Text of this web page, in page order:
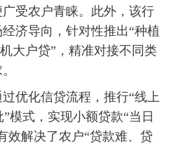
受农户青睐。此外，该行
济导向，针对性推出“种植
大户贷”，精准对接不同类
化信贷流程，推行“线上
模式，实现小额贷款“当日
效解决了农户“贷款难、贷